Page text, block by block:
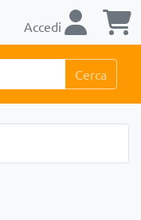
Accedi
Cerca